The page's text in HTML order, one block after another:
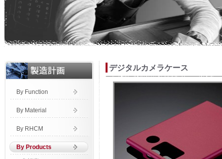
By Function
By Material
By RHCM
By Products
デジタルカメラケース